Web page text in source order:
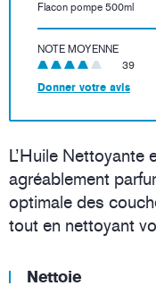
Flacon pompe 500ml
NOTE MOYENNE
39
Donner votre avis
L’Huile Nettoyante
agréablement
optimale des
tout en nettoyant
Nettoie